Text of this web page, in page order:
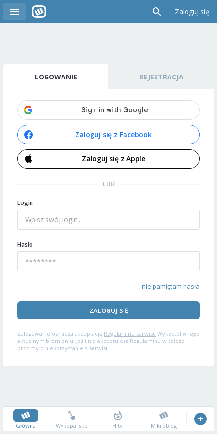
Zaloguj się
LOGOWANIE REJESTRACJA
Zaloguj się z Facebook
Zaloguj się z Apple
LUB
Login
Hasło
nie pamiętam hasła
ZALOGUJ SIĘ
Zalogowanie oznacza akceptację Regulaminu serwisu Wykop.pl w jego
aktualnym brzmieniu. Jeśli nie akceptujesz Regulaminu w całości,
prosimy o niekorzystanie z serwisu.
Główna Wykopalisko Hity Mikroblog